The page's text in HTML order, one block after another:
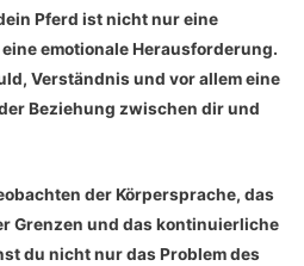
Pferd ist nicht nur eine
emotionale Herausforderung.
Verständnis und vor allem eine
Beziehung zwischen dir und
der Körpersprache, das
Grenzen und das kontinuierliche
du nicht nur das Problem des